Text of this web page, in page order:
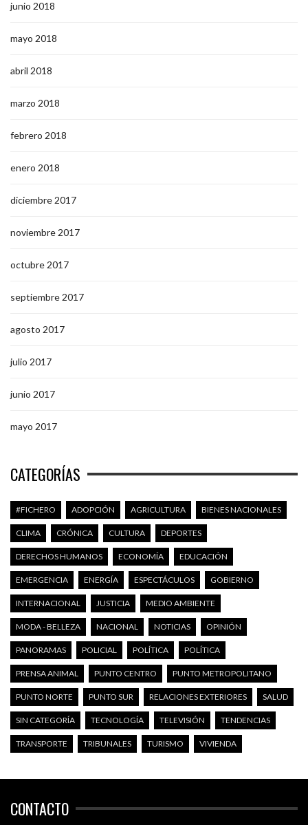
junio 2018
mayo 2018
abril 2018
marzo 2018
febrero 2018
enero 2018
diciembre 2017
noviembre 2017
octubre 2017
septiembre 2017
agosto 2017
julio 2017
junio 2017
mayo 2017
CATEGORÍAS
#FICHERO ADOPCIÓN AGRICULTURA BIENES NACIONALES
CLIMA CRÓNICA CULTURA DEPORTES
DERECHOS HUMANOS ECONOMÍA EDUCACIÓN
EMERGENCIA ENERGÍA ESPECTÁCULOS GOBIERNO
INTERNACIONAL JUSTICIA MEDIO AMBIENTE
MODA - BELLEZA NACIONAL NOTICIAS OPINIÓN
PANORAMAS POLICIAL POLÍTICA POLÍTICA
PRENSA ANIMAL PUNTO CENTRO PUNTO METROPOLITANO
PUNTO NORTE PUNTO SUR RELACIONES EXTERIORES SALUD
SIN CATEGORÍA TECNOLOGÍA TELEVISIÓN TENDENCIAS
TRANSPORTE TRIBUNALES TURISMO VIVIENDA
CONTACTO